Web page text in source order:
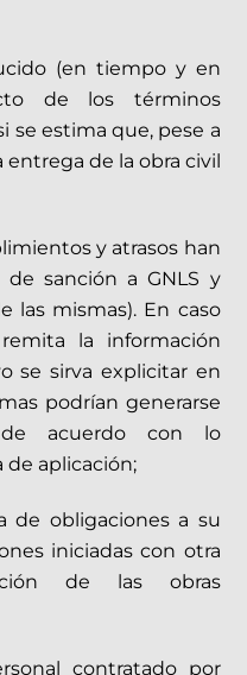
(en tiempo y en
de los términos
se estima que, pese a
de la obra civil
y atrasos han
sanción a GNLS y
las mismas). En caso
la información
se sirva explicitar en
podrían generarse
acuerdo con lo
aplicación;
de obligaciones a su
iniciadas con otra
de las obras
contratado por